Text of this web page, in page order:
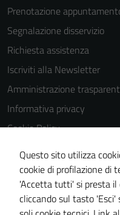
Prenotazione
Segnalazione disservizio
Richiesta assistenza
Iscriviti alla Newsletter
Amministrazione
Informativa privacy
Cookie Policy
Note legali
Dichiarazione di accessibilità
Piano di miglioramento del
Questo sito utilizza
cookie di profilazione di
'Accetta tutti' si presta il
cliccando sul tasto